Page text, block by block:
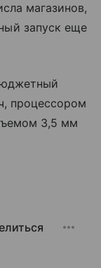
магазинов,
запуск еще
процессором
3,5 мм